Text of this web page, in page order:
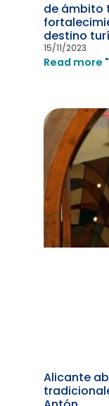
de ámbito
destino
15/11/2023
Read more "
Alicante